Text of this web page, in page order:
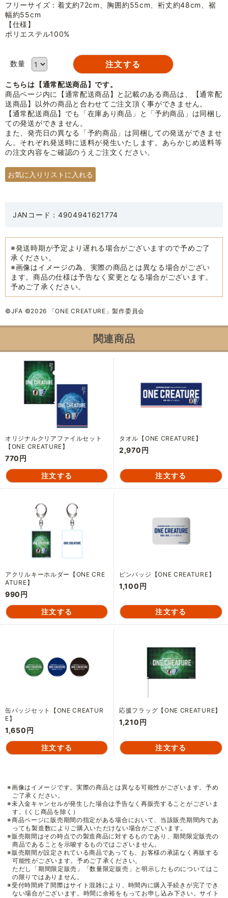
フリーサイズ：着丈約72cm、胸囲約55cm、裄丈約48cm、裾
幅約55cm
【仕様】
ポリエステル100%
数量
こちらは【通常配送商品】です。
商品ページ内に【通常配送商品】と記載のある商品は、【通常配
送商品】以外の商品と合わせてご注文頂く事ができません。
【通常配送商品】でも「在庫あり商品」と「予約商品」は同梱し
ての発送ができません。
また、発売日の異なる「予約商品」は同梱しての発送ができませ
ん。それぞれ発送時に送料が発生いたします。あらかじめ送料等
の注文内容をご確認のうえご注文ください。
JANコード：4904941621774
※発送時期が予定より遅れる場合がございますので予めご了
承ください。
※画像はイメージの為、実際の商品とは異なる場合がござい
ます。商品の仕様は予告なく変更となる場合がございます。
予めご了承ください。
©JFA ©2026 「ONE CREATURE」製作委員会
関連商品
オリジナルクリアファイルセット
【ONE CREATURE】
770円
タオル【ONE CREATURE】
2,970円
アクリルキーホルダー【ONE CRE
ATURE】
990円
ピンバッジ【ONE CREATURE】
1,100円
缶バッジセット【ONE CREATUR
E】
1,650円
応援フラッグ【ONE CREATURE】
1,210円
※画像はイメージです。実際の商品とは異なる可能性がございます。予め
ご了承ください。
※未入金キャンセルが発生した場合は予告なく再販売することがございま
す。(くじ商品を除く）
※商品ページに販売期間の指定がある場合において、当該販売期間内であ
っても製造数によりご購入いただけない場合がございます。
※販売期間はその時点での製造商品に対するものであり、期間限定販売の
商品であることを示唆するものではございません。
※販売期間が設定されている商品であっても、お客様の承諾なく再販する
可能性がございます。予めご了承ください。
ただし「期間限定販売」「数量限定販売」と明示したものについてはこ
の限りではありません。
※受付時間終了間際はサイト混雑により、時間内に購入手続きが完了でき
ない場合がございます。時間に余裕をもってお申し込み下さい。サイト